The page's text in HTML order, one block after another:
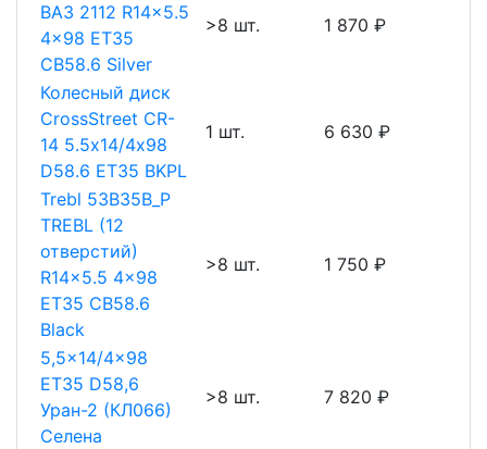
ВАЗ 2112 R14x5.5
4x98 ET35
CB58.6 Silver
>8 шт. 1 870 ₽
Колесный диск
CrossStreet CR-
14 5.5х14/4х98
D58.6 ET35 BKPL
1 шт. 6 630 ₽
Trebl 53B35B_P
TREBL (12
отверстий)
R14x5.5 4x98
ET35 CB58.6
Black
>8 шт. 1 750 ₽
5,5x14/4x98
ET35 D58,6
Уран-2 (КЛ066)
Селена
>8 шт. 7 820 ₽